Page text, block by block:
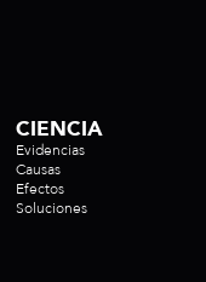
CIENCIA
Evidencias
Causas
Efectos
Soluciones